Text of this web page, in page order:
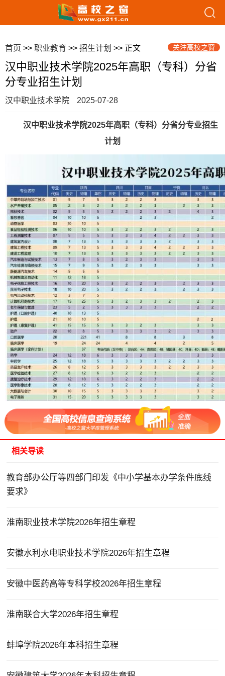
首页 >> 职业教育 >> 招生计划 >> 正文 关注高校之窗
汉中职业技术学院2025年高职（专科）分省
分专业招生计划
汉中职业技术学院 2025-07-28
汉中职业技术学院2025年高职（专科）分省分专业招生
计划
相关导读
教育部办公厅等四部门印发《中小学基本办学条件底线
要求》
淮南职业技术学院2026年招生章程
安徽水利水电职业技术学院2026年招生章程
安徽中医药高等专科学校2026年招生章程
淮南联合大学2026年招生章程
蚌埠学院2026年本科招生章程